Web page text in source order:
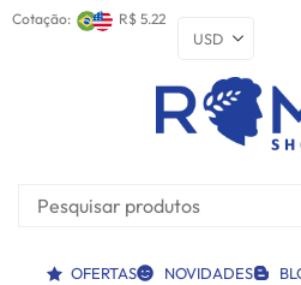
Cotação: R$ 5.22
OFERTAS NOVIDADES